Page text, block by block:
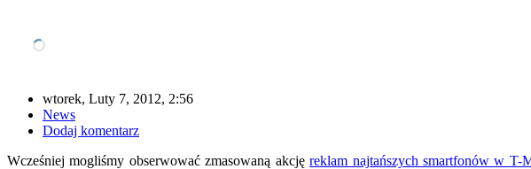
wtorek, Luty 7, 2012, 2:56
News
Dodaj komentarz
Wcześniej mogliśmy obserwować zmasowaną akcjęreklam najtańszych smartfonów w T-